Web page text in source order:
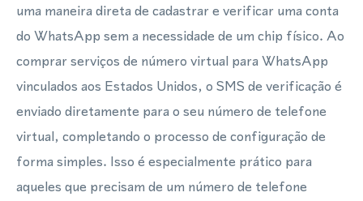
uma maneira direta de cadastrar e verificar uma conta
do WhatsApp sem a necessidade de um chip físico. Ao
comprar serviços de número virtual para WhatsApp
vinculados aos Estados Unidos, o SMS de verificação é
enviado diretamente para o seu número de telefone
virtual, completando o processo de configuração de
forma simples. Isso é especialmente prático para
aqueles que precisam de um número de telefone